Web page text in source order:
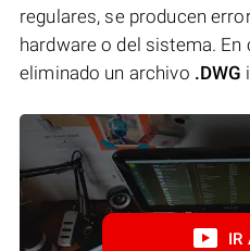
regulares, se producen
hardware o del sistema.
eliminado un archivo .DWG
IR